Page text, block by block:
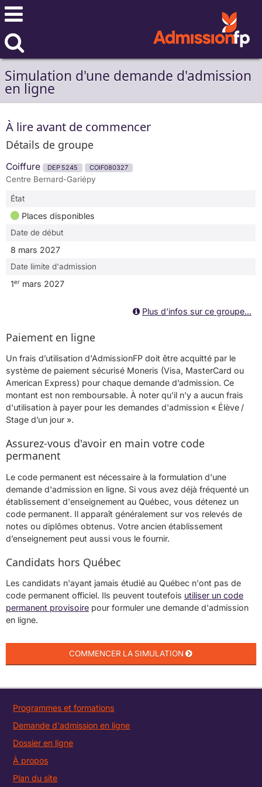
Simulation d'une demande d'admission
en ligne
À lire avant de commencer
Détails de groupe
Coiffure DEP 5245 COIF080327
Centre Bernard-Gariépy
État
Places disponibles
Date de début
8 mars 2027
Date limite d'admission
1er mars 2027
Plus d'infos sur ce groupe...
Paiement en ligne
Un frais d’utilisation d'AdmissionFP doit être acquitté par le
système de paiement sécurisé Moneris (Visa, MasterCard ou
American Express) pour chaque demande d’admission. Ce
montant est non remboursable. À noter qu'il n'y a aucun frais
d'utilisation à payer pour les demandes d'admission « Élève /
Stage d’un jour ».
Assurez-vous d'avoir en main votre code
permanent
Le code permanent est nécessaire à la formulation d'une
demande d'admission en ligne. Si vous avez déjà fréquenté un
établissement d'enseignement au Québec, vous détenez un
code permanent. Il apparaît généralement sur vos relevés de
notes ou diplômes obtenus. Votre ancien établissement
d’enseignement peut aussi vous le fournir.
Candidats hors Québec
Les candidats n'ayant jamais étudié au Québec n'ont pas de
code permanent officiel. Ils peuvent toutefois utiliser un code
permanent provisoire pour formuler une demande d'admission
en ligne.
Programmes et formations
Demande d'admission en ligne
Dossier en ligne
À propos
Plan du site